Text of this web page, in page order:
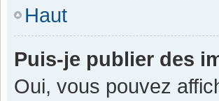
Haut
Puis-je publier des
Oui, vous pouvez